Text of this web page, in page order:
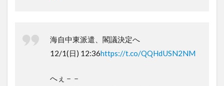
海自中東派遣、閣議決定へ
12/1(日) 12:36https://t.co/QQHdUSN2NM
へぇ－－